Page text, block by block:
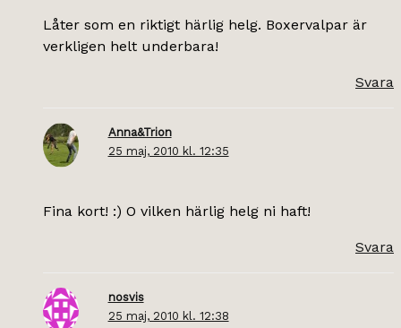
Låter som en riktigt härlig helg. Boxervalpar är
verkligen helt underbara!
Svara
Anna&Trion
25 maj, 2010 kl. 12:35
Fina kort! :) O vilken härlig helg ni haft!
Svara
nosvis
25 maj, 2010 kl. 12:38